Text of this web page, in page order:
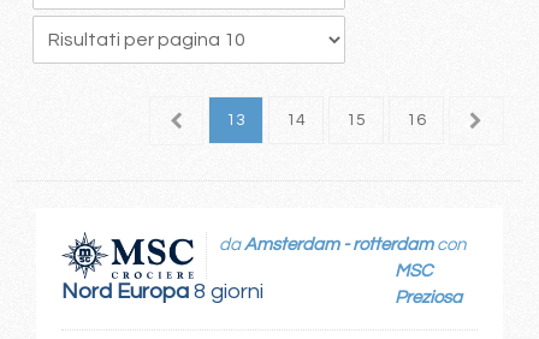
12 13 14 15 16 17
Nord Europa8 giorni
daAmsterdam - rotterdamcon
MSC
Preziosa